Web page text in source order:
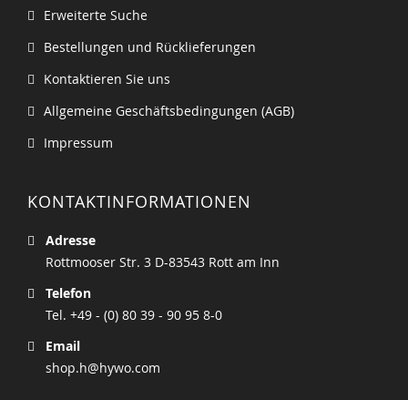
Erweiterte Suche
Bestellungen und Rücklieferungen
Kontaktieren Sie uns
Allgemeine Geschäftsbedingungen (AGB)
Impressum
KONTAKTINFORMATIONEN
Adresse
Rottmooser Str. 3 D-83543 Rott am Inn
Telefon
Tel. +49 - (0) 80 39 - 90 95 8-0
Email
shop.h@hywo.com